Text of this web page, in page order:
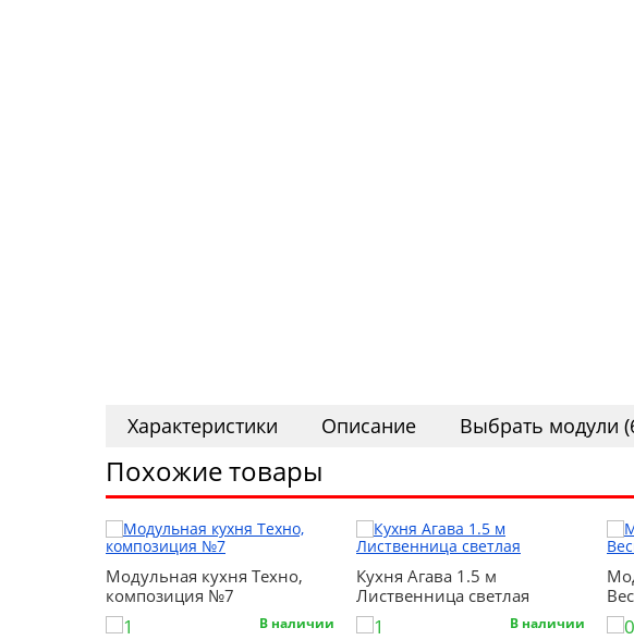
Характеристики Описание Выбрать модули
Похожие товары
Модульная кухня Техно,
композиция №7
В наличии
Кухня Агава 1.5 м
Лиственница светлая
В наличии